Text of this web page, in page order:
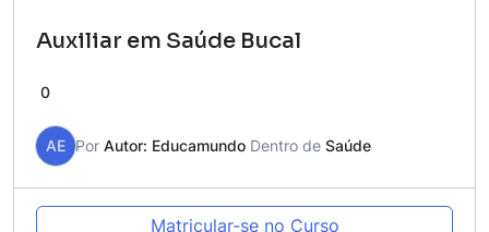
Auxiliar em Saúde Bucal
0
AE Por Autor: Educamundo Dentro de Saúde
Matricular-se no Curso